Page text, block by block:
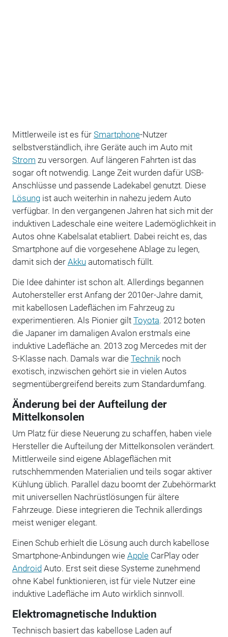
Mittlerweile ist es für Smartphone-Nutzer
selbstverständlich, ihre Geräte auch im Auto mit
Strom zu versorgen. Auf längeren Fahrten ist das
sogar oft notwendig. Lange Zeit wurden dafür USB-
Anschlüsse und passende Ladekabel genutzt. Diese
Lösungist auch weiterhin in nahezu jedem Auto
verfügbar. In den vergangenen Jahren hat sich mit der
induktiven Ladeschale eine weitere Lademöglichkeit in
Autos ohne Kabelsalat etabliert. Dabei reicht es, das
Smartphone auf die vorgesehene Ablage zu legen,
damit sich der Akku automatisch füllt.
Die Idee dahinter ist schon alt. Allerdings begannen
Autohersteller erst Anfang der 2010er-Jahre damit,
mit kabellosen Ladeflächen im Fahrzeug zu
experimentieren. Als Pionier gilt Toyota. 2012 boten
die Japaner im damaligen Avalon erstmals eine
induktive Ladefläche an. 2013 zog Mercedes mit der
S-Klasse nach. Damals war die Techniknoch
exotisch, inzwischen gehört sie in vielen Autos
segmentübergreifend bereits zum Standardumfang.
Änderung bei der Aufteilung der
Mittelkonsolen
Um Platz für diese Neuerung zu schaffen, haben viele
Hersteller die Aufteilung der Mittelkonsolen verändert.
Mittlerweile sind eigene Ablageflächen mit
rutschhemmenden Materialien und teils sogar aktiver
Kühlung üblich. Parallel dazu boomt der Zubehörmarkt
mit universellen Nachrüstlösungen für ältere
Fahrzeuge. Diese integrieren die Technik allerdings
meist weniger elegant.
Einen Schub erhielt die Lösung auch durch kabellose
Smartphone-Anbindungen wie AppleCarPlay oder
AndroidAuto. Erst seit diese Systeme zunehmend
ohne Kabel funktionieren, ist für viele Nutzer eine
induktive Ladefläche im Auto wirklich sinnvoll.
Elektromagnetische Induktion
Technisch basiert das kabellose Laden auf